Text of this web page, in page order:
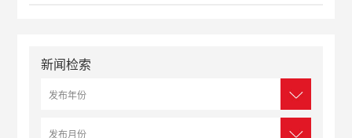
新闻检索